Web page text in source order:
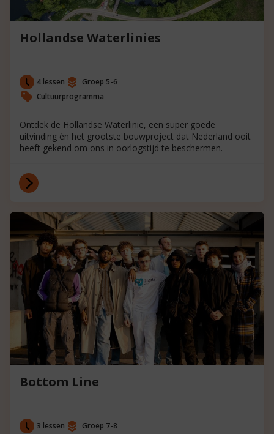
Hollandse Waterlinies
4 lessen
Groep 5-6
Cultuurprogramma
Ontdek de Hollandse Waterlinie, een super goede
uitvinding én het grootste bouwproject dat Nederland ooit
heeft gekend om ons in oorlogstijd te beschermen.
Bottom Line
3 lessen
Groep 7-8